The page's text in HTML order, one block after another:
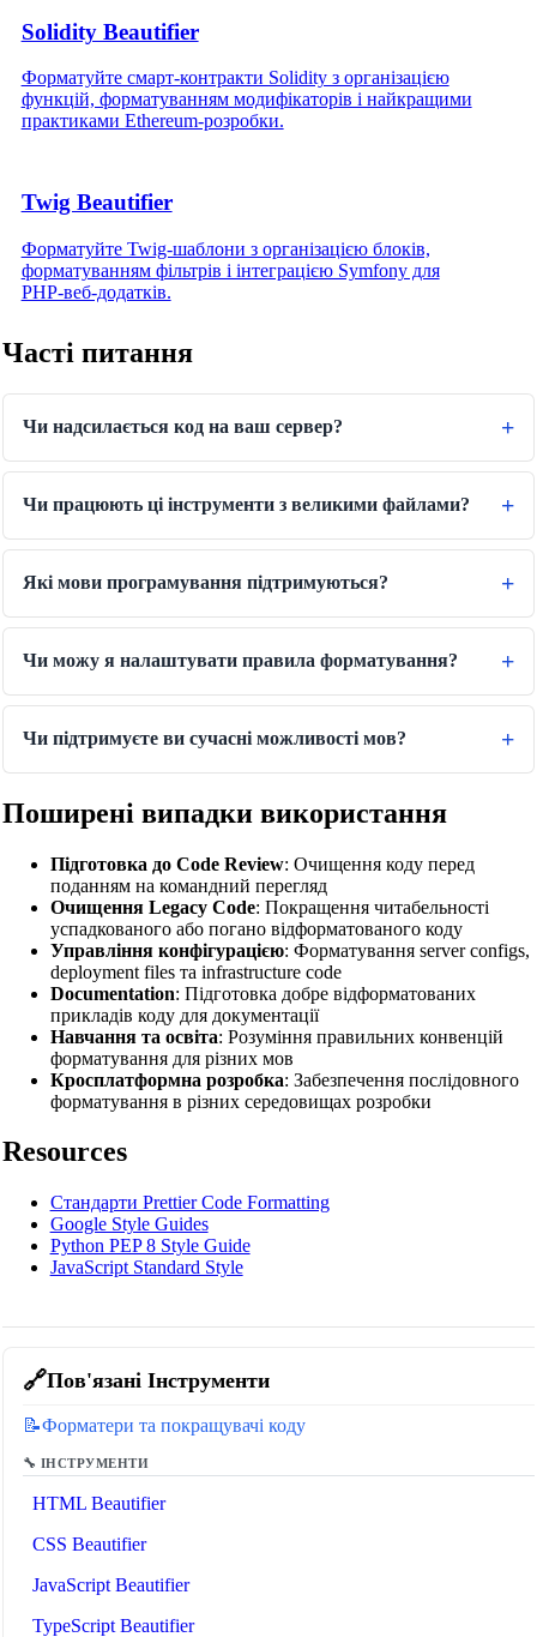
🔗Пов'язані Інструменти
📝Форматери та покращувачі коду
🔧 ІНСТРУМЕНТИ
HTML Beautifier
CSS Beautifier
JavaScript Beautifier
TypeScript Beautifier
Solidity Beautifier
Форматуйте смарт‑контракти Solidity з організацією
функцій, форматуванням модифікаторів і найкращими
практиками Ethereum‑розробки.
Twig Beautifier
Форматуйте Twig‑шаблони з організацією блоків,
форматуванням фільтрів і інтеграцією Symfony для
PHP‑веб‑додатків.
Часті питання
Чи надсилається код на ваш сервер?
Чи працюють ці інструменти з великими файлами?
Які мови програмування підтримуються?
Чи можу я налаштувати правила форматування?
Чи підтримуєте ви сучасні можливості мов?
Поширені випадки використання
Підготовка до Code Review: Очищення коду перед
поданням на командний перегляд
Очищення Legacy Code: Покращення читабельності
успадкованого або погано відформатованого коду
Управління конфігурацією: Форматування server configs,
deployment files та infrastructure code
Documentation: Підготовка добре відформатованих
прикладів коду для документації
Навчання та освіта: Розуміння правильних конвенцій
форматування для різних мов
Кросплатформна розробка: Забезпечення послідовного
форматування в різних середовищах розробки
Resources
Стандарти Prettier Code Formatting
Google Style Guides
Python PEP 8 Style Guide
JavaScript Standard Style